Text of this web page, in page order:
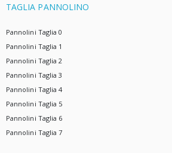
TAGLIA PANNOLINO
Pannolini Taglia 0
Pannolini Taglia 1
Pannolini Taglia 2
Pannolini Taglia 3
Pannolini Taglia 4
Pannolini Taglia 5
Pannolini Taglia 6
Pannolini Taglia 7